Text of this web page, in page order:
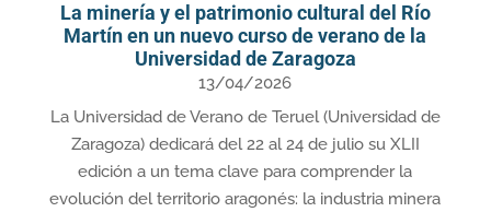
La minería y el patrimonio cultural del Río
Martín en un nuevo curso de verano de la
Universidad de Zaragoza
13/04/2026
La Universidad de Verano de Teruel (Universidad de
Zaragoza) dedicará del 22 al 24 de julio su XLII
edición a un tema clave para comprender la
evolución del territorio aragonés: la industria minera